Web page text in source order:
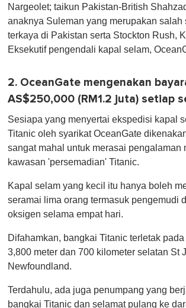
Nargeolet; taikun Pakistan-British
anaknya Suleman yang merupakan salah
terkaya di Pakistan serta Stockton Rush,
Eksekutif pengendali kapal selam,
2. OceanGate mengenakan
AS$250,000 (RM1.2 juta) setiap
Sesiapa yang menyertai ekspedisi kapal
Titanic oleh syarikat OceanGate
sangat mahal untuk merasai pengalaman
kawasan 'persemadian' Titanic.
Kapal selam yang kecil itu hanya boleh
seramai lima orang termasuk pengemudi
oksigen selama empat hari.
Difahamkan, bangkai Titanic terletak
3,800 meter dan 700 kilometer selatan St
Newfoundland.
Terdahulu, ada juga penumpang yang
bangkai Titanic dan selamat pulang ke